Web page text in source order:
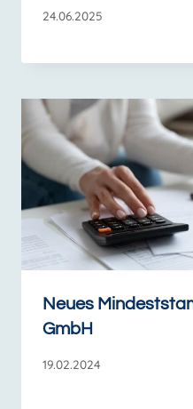
24.06.2025
Neues
GmbH
19.02.2024